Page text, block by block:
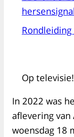
Op televisie!
In 2022 was
aflevering
woensdag 18